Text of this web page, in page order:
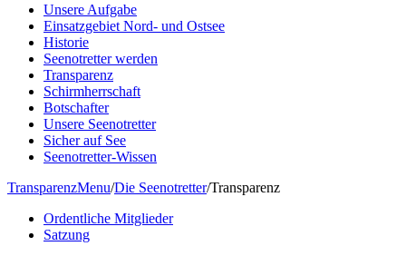
Unsere Aufgabe
Einsatzgebiet Nord- und Ostsee
Historie
Seenotretter werden
Transparenz
Schirmherrschaft
Botschafter
Unsere Seenotretter
Sicher auf See
Seenotretter-Wissen
TransparenzMenu/Die Seenotretter/Transparenz
Ordentliche Mitglieder
Satzung